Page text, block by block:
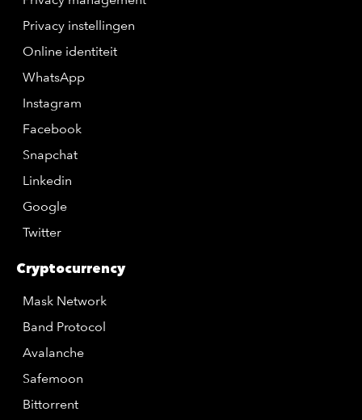
Privacy instellingen
Online identiteit
WhatsApp
Instagram
Facebook
Snapchat
Linkedin
Google
Twitter
Cryptocurrency
Mask Network
Band Protocol
Avalanche
Safemoon
Bittorrent